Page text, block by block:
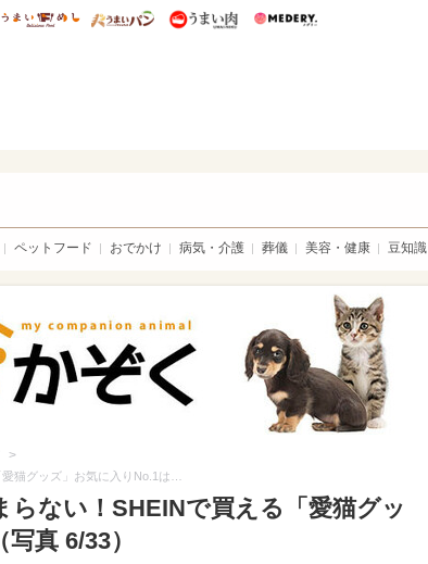
研 ディズニー特集
mimot. うまいめし うまいパン うまい肉
ペットフード おでかけ 病気・介護 葬儀 美容・健康 豆知識
>
猫グッズ」お気に入りNo.1は…
らない！SHEINで買える「愛猫グッ
真 6/33）